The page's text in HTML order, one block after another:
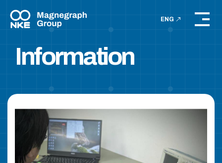
ENG
Information